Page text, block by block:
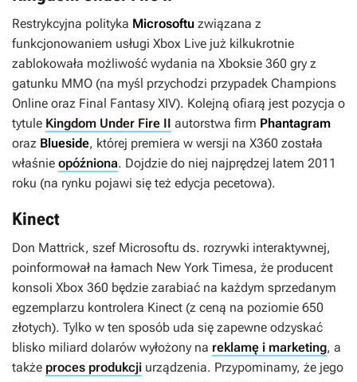
Restrykcyjna polityka Microsoftu związana z
funkcjonowaniem usługi Xbox Live już kilkukrotnie
zablokowała możliwość wydania na Xboksie 360 gry z
gatunku MMO (na myśl przychodzi przypadek Champions
Online oraz Final Fantasy XIV). Kolejną ofiarą jest pozycja o
tytule Kingdom Under Fire II autorstwa firm Phantagram
oraz Blueside, której premiera w wersji na X360 została
właśnie opóźniona. Dojdzie do niej najprędzej latem 2011
roku (na rynku pojawi się też edycja pecetowa).
Kinect
Don Mattrick, szef Microsoftu ds. rozrywki interaktywnej,
poinformował na łamach New York Timesa, że producent
konsoli Xbox 360 będzie zarabiać na każdym sprzedanym
egzemplarzu kontrolera Kinect (z ceną na poziomie 650
złotych). Tylko w ten sposób uda się zapewne odzyskać
blisko miliard dolarów wyłożony na reklamę i marketing, a
także proces produkcji urządzenia. Przypominamy, że jego